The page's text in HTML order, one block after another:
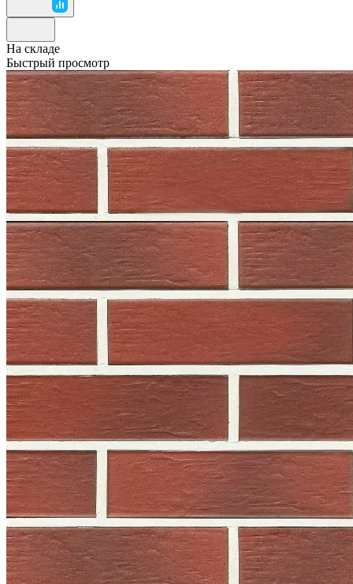
На складе
Быстрый просмотр